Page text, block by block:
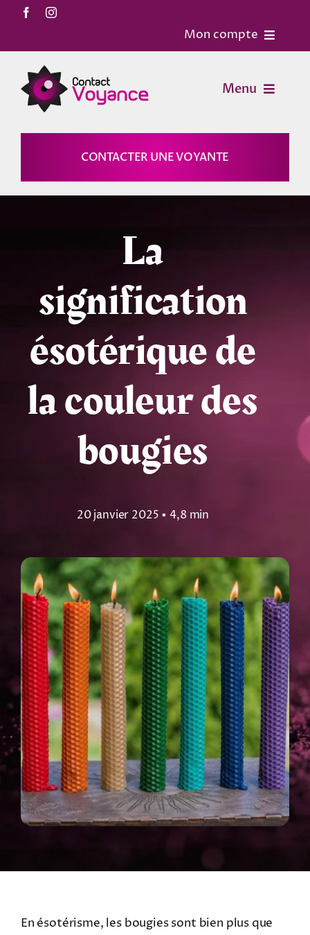
Passer
contenu
Mon compte
Mon Compte
Menu
Voyance
Horoscopes
Magies
Astrologie
Tarots
Numérologie
Blog
CONTACTER UNE VOYANTE
La
signification
ésotérique de
la couleur des
bougies
20 janvier 2025 ▪ 4,8 min
En ésotérisme, les bougies sont bien plus que